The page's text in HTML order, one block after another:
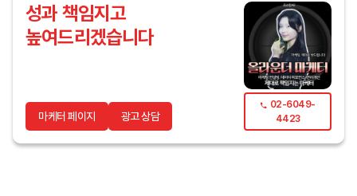
성과 책임지고
높여드리겠습니다
마케터 페이지 광고 상담
02-6049-
4423